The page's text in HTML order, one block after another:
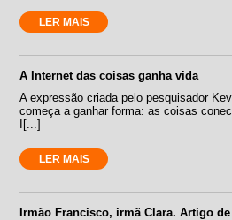
LER MAIS
A Internet das coisas ganha vida
A expressão criada pelo pesquisador
começa a ganhar forma: as coisas
I[...]
LER MAIS
Irmão Francisco, irmã Clara. Artigo